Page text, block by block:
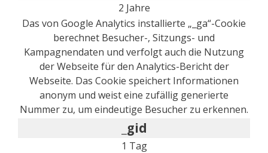
2 Jahre
Das von Google Analytics installierte „_ga“-Cookie
berechnet Besucher-, Sitzungs- und
Kampagnendaten und verfolgt auch die Nutzung
der Webseite für den Analytics-Bericht der
Webseite. Das Cookie speichert Informationen
anonym und weist eine zufällig generierte
Nummer zu, um eindeutige Besucher zu erkennen.
_gid
1 Tag